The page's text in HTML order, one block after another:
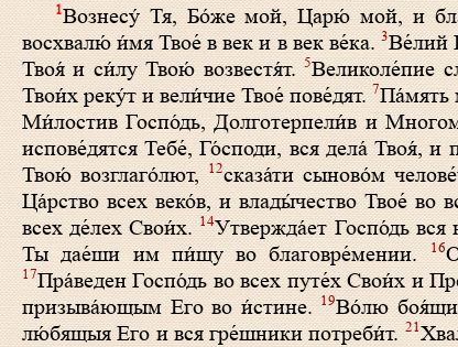
1Вознесу́ Тя, Бо́же мой, Царю́ мой, и
восхвалю́ и́мя Твое́ в век и в век ве́ка.3Ве́лий
Твоя́ и си́лу Твою́ возвестя́т.5Великоле́пие
Твои́х реку́т и вели́чие Твое́ пове́дят.7Па́мять
Ми́лостив Госпо́дь, Долготерпели́в и
испове́дятся Тебе́, Го́споди, вся дела́ Твоя́,
Твою́ возглаго́лют,12сказа́ти сыново́м
Ца́рство всех веко́в, и влады́чество Твое́ во
всех де́лех Свои́х.14Утвержда́ет Госпо́дь
Ты дае́ши им пи́щу во благовре́мении.16
17Пра́веден Госпо́дь во всех путе́х Свои́х и
призыва́ющым Его во и́стине.19Во́лю
лю́бящыя Его и вся гре́шники потреби́т.21